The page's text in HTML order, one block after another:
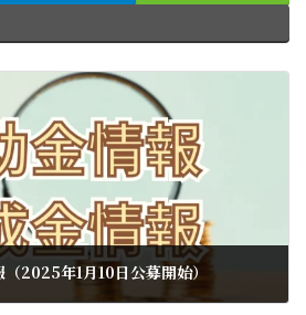
2025年1月10日公募開始）